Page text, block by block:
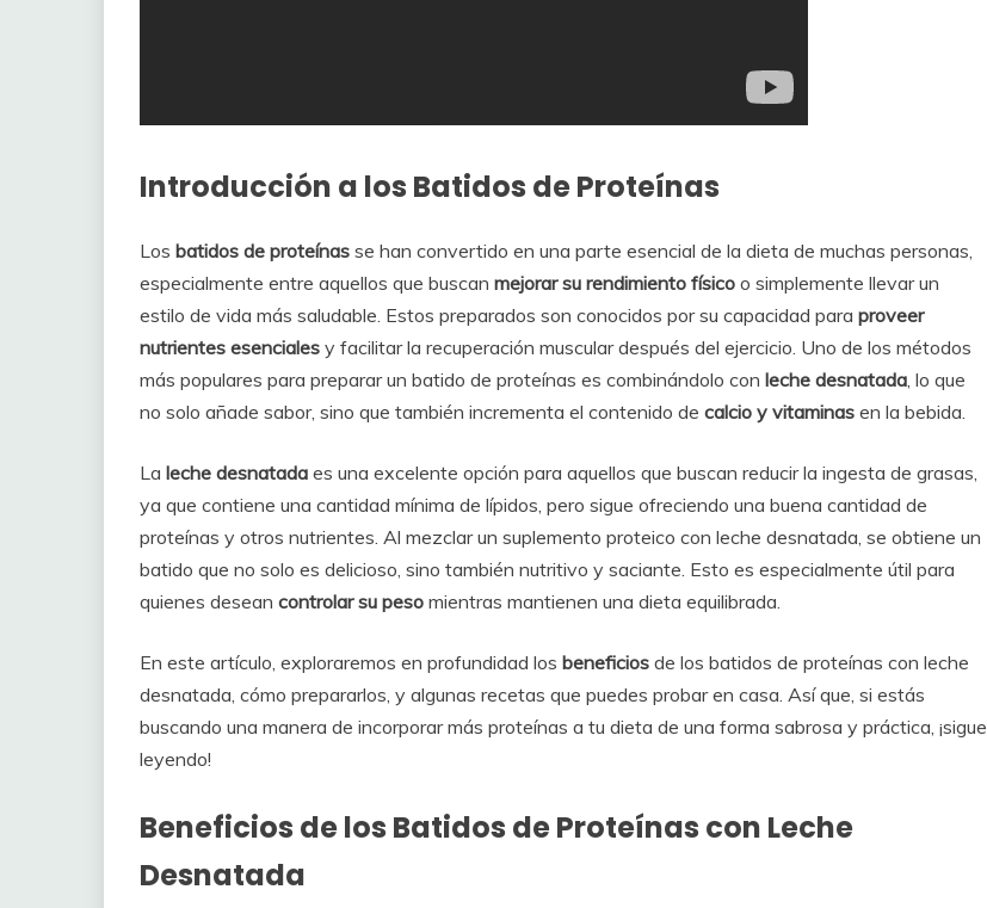
Introducción a los Batidos de Proteínas
Los batidos de proteínas se han convertido en una parte esencial de la dieta de muchas personas,
especialmente entre aquellos que buscan mejorar su rendimiento físico o simplemente llevar un
estilo de vida más saludable. Estos preparados son conocidos por su capacidad para proveer
nutrientes esenciales y facilitar la recuperación muscular después del ejercicio. Uno de los métodos
más populares para preparar un batido de proteínas es combinándolo con leche desnatada, lo que
no solo añade sabor, sino que también incrementa el contenido de calcio y vitaminas en la bebida.
La leche desnatada es una excelente opción para aquellos que buscan reducir la ingesta de grasas,
ya que contiene una cantidad mínima de lípidos, pero sigue ofreciendo una buena cantidad de
proteínas y otros nutrientes. Al mezclar un suplemento proteico con leche desnatada, se obtiene un
batido que no solo es delicioso, sino también nutritivo y saciante. Esto es especialmente útil para
quienes desean controlar su peso mientras mantienen una dieta equilibrada.
En este artículo, exploraremos en profundidad los beneficios de los batidos de proteínas con leche
desnatada, cómo prepararlos, y algunas recetas que puedes probar en casa. Así que, si estás
buscando una manera de incorporar más proteínas a tu dieta de una forma sabrosa y práctica, ¡sigue
leyendo!
Beneficios de los Batidos de Proteínas con Leche
Desnatada